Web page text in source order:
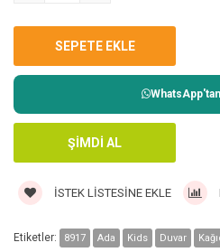
WhatsApp'tan
İSTEK LISTESINE EKLE
Etiketler: 8917 Ada Kids Duvar